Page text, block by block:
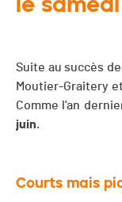
Suite au succès
Moutier-Graitery
Comme l'an
juin.
Courts mais